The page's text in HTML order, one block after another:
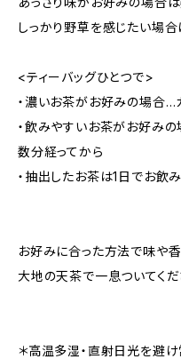
しっかり野草を感じたい場
<ティーバッグひとつで>
・濃いお茶がお好みの場合…
・飲みやすいお茶がお好み
数分経ってから
・抽出したお茶は1日でお飲み
お好みに合った方法で味や
大地の天茶で一息ついてくだ
＊高温多湿・直射日光を避